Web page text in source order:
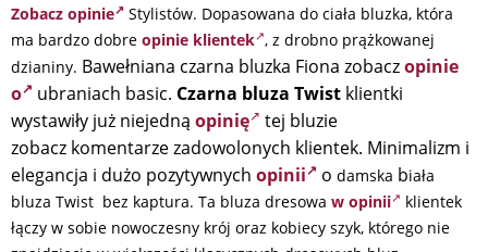
Zobacz opinie
Stylistów. Dopasowana do ciała bluzka, która
ma bardzo dobre opinie klientek , z drobno prążkowanej
dzianiny. Bawełniana czarna bluzka Fiona zobaczopinie
o
ubraniach basic. Czarna bluza Twist klientki
wystawiły już niejedną opinię
tej bluzie
zobacz komentarzezadowolonych klientek. Minimalizm i
elegancja i dużo pozytywnych opinii o damska biała
bluza Twist bez kaptura. Ta bluza dresowa w opinii
klientek
łączy w sobie nowoczesny krój oraz kobiecy szyk, którego nie